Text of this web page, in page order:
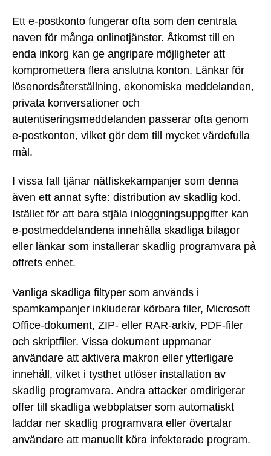
Ett e-postkonto fungerar ofta som den centrala
naven för många onlinetjänster. Åtkomst till en
enda inkorg kan ge angripare möjligheter att
kompromettera flera anslutna konton. Länkar för
lösenordsåterställning, ekonomiska meddelanden,
privata konversationer och
autentiseringsmeddelanden passerar ofta genom
e-postkonton, vilket gör dem till mycket värdefulla
mål.
I vissa fall tjänar nätfiskekampanjer som denna
även ett annat syfte: distribution av skadlig kod.
Istället för att bara stjäla inloggningsuppgifter kan
e-postmeddelandena innehålla skadliga bilagor
eller länkar som installerar skadlig programvara på
offrets enhet.
Vanliga skadliga filtyper som används i
spamkampanjer inkluderar körbara filer, Microsoft
Office-dokument, ZIP- eller RAR-arkiv, PDF-filer
och skriptfiler. Vissa dokument uppmanar
användare att aktivera makron eller ytterligare
innehåll, vilket i tysthet utlöser installation av
skadlig programvara. Andra attacker omdirigerar
offer till skadliga webbplatser som automatiskt
laddar ner skadlig programvara eller övertalar
användare att manuellt köra infekterade program.